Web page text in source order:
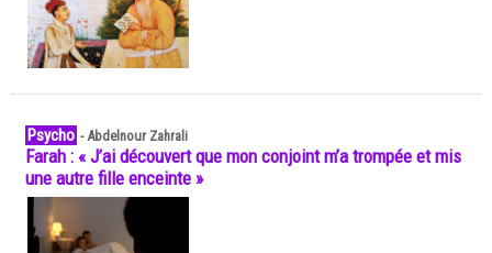
Psycho -Abdelnour Zahrali
Farah : « J’ai découvert que mon conjoint m’a trompée et mis
une autre fille enceinte »